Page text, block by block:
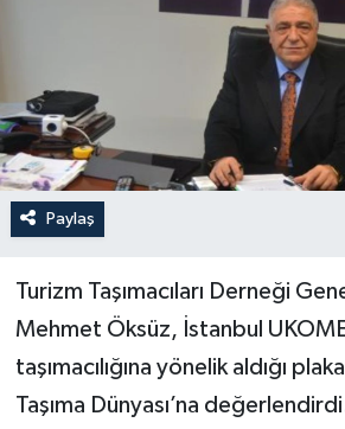
Paylaş
Turizm Taşımacıları Derneği
Mehmet Öksüz, İstanbul
taşımacılığına yönelik aldığı
Taşıma Dünyası’na